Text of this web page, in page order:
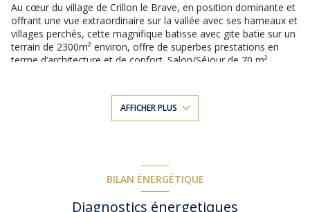
Au cœur du village de Crillon le Brave, en position dominante et
offrant une vue extraordinaire sur la vallée avec ses hameaux et
villages perchés, cette magnifique batisse avec gite batie sur un
terrain de 2300m² environ, offre de superbes prestations en
terme d’architecture et de confort. Salon/Séjour de 70 m²
finalisation, avec grandes baies vitrées donnent sur une terrasse
avec vue panoramique de 80 m²environ. Au 1er étage, 2
environnement unique, vues spectaculaires...sont les principaux
atouts de cette très belle propriété.
AFFICHER PLUS
BILAN ÉNERGÉTIQUE
Diagnostics énergetiques